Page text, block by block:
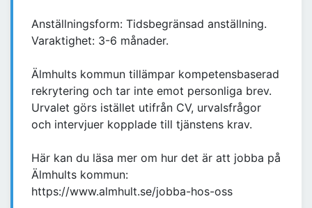
Anställningsform: Tidsbegränsad anställning.
Varaktighet: 3-6 månader.
Älmhults kommun tillämpar kompetensbaserad
rekrytering och tar inte emot personliga brev.
Urvalet görs istället utifrån CV, urvalsfrågor
och intervjuer kopplade till tjänstens krav.
Här kan du läsa mer om hur det är att jobba på
Älmhults kommun:
https://www.almhult.se/jobba-hos-oss